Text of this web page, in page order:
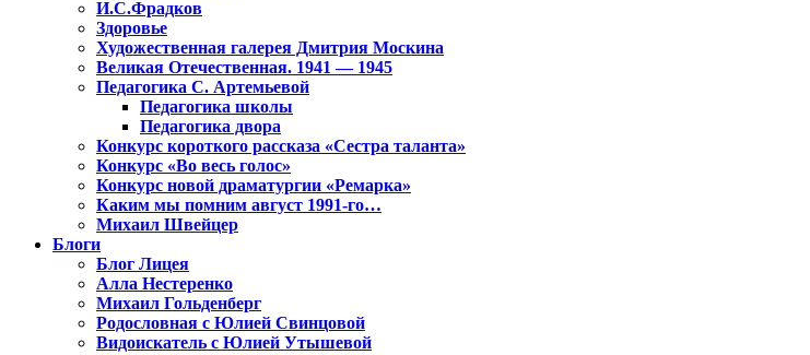
И.С.Фрадков
Здоровье
Художественная галерея Дмитрия Москина
Великая Отечественная. 1941 — 1945
Педагогика С. Артемьевой
Педагогика школы
Педагогика двора
Конкурс короткого рассказа «Сестра таланта»
Конкурс «Во весь голос»
Конкурс новой драматургии «Ремарка»
Каким мы помним август 1991-го…
Михаил Швейцер
Блоги
Блог Лицея
Алла Нестеренко
Михаил Гольденберг
Родословная с Юлией Свинцовой
Видоискатель с Юлией Утышевой